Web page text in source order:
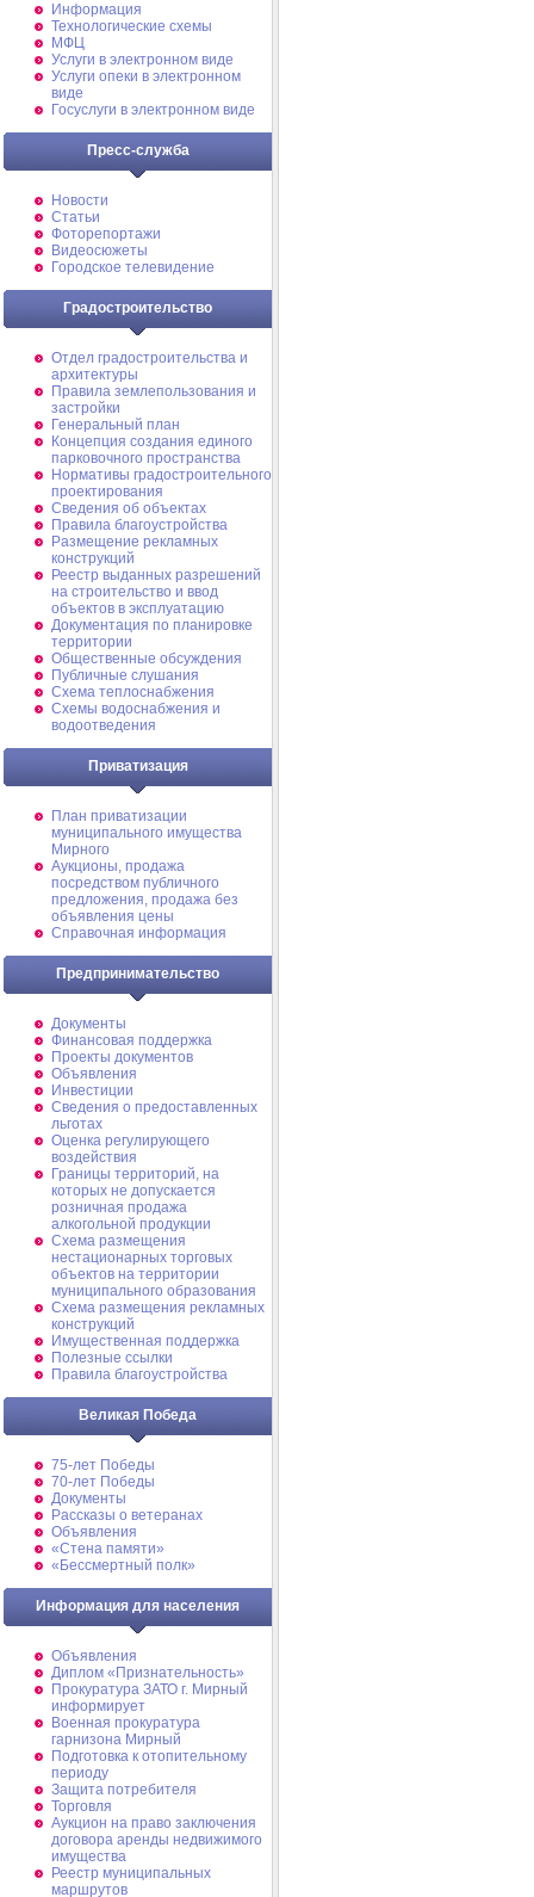
Информация
Технологические схемы
МФЦ
Услуги в электронном виде
Услуги опеки в электронном
виде
Госуслуги в электронном виде
Пресс-служба
Новости
Статьи
Фоторепортажи
Видеосюжеты
Городское телевидение
Градостроительство
Отдел градостроительства и
архитектуры
Правила землепользования и
застройки
Генеральный план
Концепция создания единого
парковочного пространства
Нормативы градостроительного
проектирования
Сведения об объектах
Правила благоустройства
Размещение рекламных
конструкций
Реестр выданных разрешений
на строительство и ввод
объектов в эксплуатацию
Документация по планировке
территории
Общественные обсуждения
Публичные слушания
Схема теплоснабжения
Схемы водоснабжения и
водоотведения
Приватизация
План приватизации
муниципального имущества
Мирного
Аукционы, продажа
посредством публичного
предложения, продажа без
объявления цены
Справочная информация
Предпринимательство
Документы
Финансовая поддержка
Проекты документов
Объявления
Инвестиции
Сведения о предоставленных
льготах
Оценка регулирующего
воздействия
Границы территорий, на
которых не допускается
розничная продажа
алкогольной продукции
Схема размещения
нестационарных торговых
объектов на территории
муниципального образования
Схема размещения рекламных
конструкций
Имущественная поддержка
Полезные ссылки
Правила благоустройства
Великая Победа
75-лет Победы
70-лет Победы
Документы
Рассказы о ветеранах
Объявления
«Стена памяти»
«Бессмертный полк»
Информация для населения
Объявления
Диплом «Признательность»
Прокуратура ЗАТО г. Мирный
информирует
Военная прокуратура
гарнизона Мирный
Подготовка к отопительному
периоду
Защита потребителя
Торговля
Аукцион на право заключения
договора аренды недвижимого
имущества
Реестр муниципальных
маршрутов